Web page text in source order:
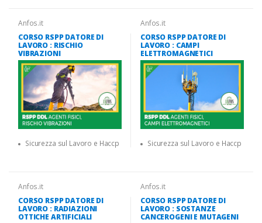
Anfos.it
CORSO RSPP DATORE DI
LAVORO : RISCHIO
VIBRAZIONI
Sicurezza sul Lavoro e Haccp
Anfos.it
CORSO RSPP DATORE DI
LAVORO : CAMPI
ELETTROMAGNETICI
Sicurezza sul Lavoro e Haccp
Anfos.it
CORSO RSPP DATORE DI
LAVORO : RADIAZIONI
OTTICHE ARTIFICIALI
Anfos.it
CORSO RSPP DATORE DI
LAVORO : SOSTANZE
CANCEROGENI E MUTAGENI